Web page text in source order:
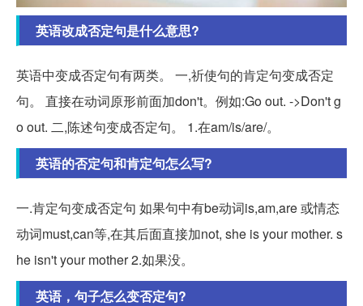
英语改成否定句是什么意思?
英语中变成否定句有两类。 一,祈使句的肯定句变成否定
句。 直接在动词原形前面加don't。例如:Go out. ->Don't g
o out. 二,陈述句变成否定句。 1.在am/is/are/。
英语的否定句和肯定句怎么写?
一.肯定句变成否定句 如果句中有be动词is,am,are 或情态
动词must,can等,在其后面直接加not, she is your mother. s
he isn't your mother 2.如果没。
英语，句子怎么变否定句?